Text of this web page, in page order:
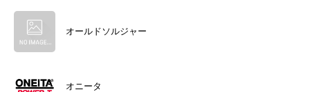
オールドソルジャー
オニータ